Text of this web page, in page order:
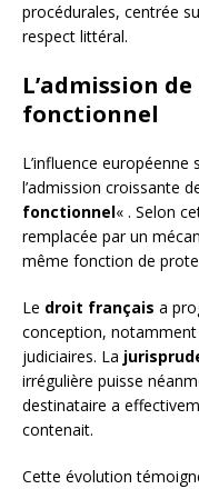
procédurales, centrée
respect littéral.
L’admission
fonctionnel
L’influence
l’admission croissante
fonctionnel« . Selon
remplacée par un
même fonction de
Le droit français a
conception,
judiciaires. La
irrégulière puisse
destinataire a
contenait.
Cette évolution